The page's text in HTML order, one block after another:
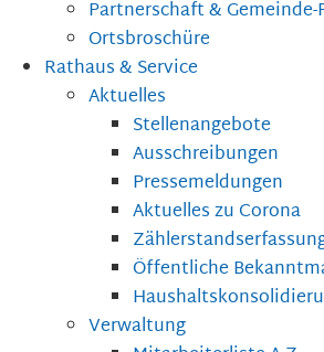
Partnerschaft &
Ortsbroschüre
Rathaus & Service
Aktuelles
Stellenangebote
Ausschreibungen
Pressemeldungen
Aktuelles zu Corona
Öffentliche
Verwaltung